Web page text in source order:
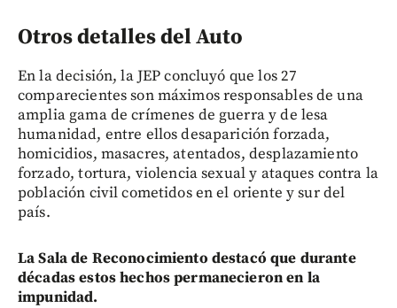
Otros detalles del Auto
En la decisión, la JEP concluyó que los 27
comparecientes son máximos responsables de una
amplia gama de crímenes de guerra y de lesa
humanidad, entre ellos desaparición forzada,
homicidios, masacres, atentados, desplazamiento
forzado, tortura, violencia sexual y ataques contra la
población civil cometidos en el oriente y sur del
país.
La Sala de Reconocimiento destacó que durante
décadas estos hechos permanecieron en la
impunidad.